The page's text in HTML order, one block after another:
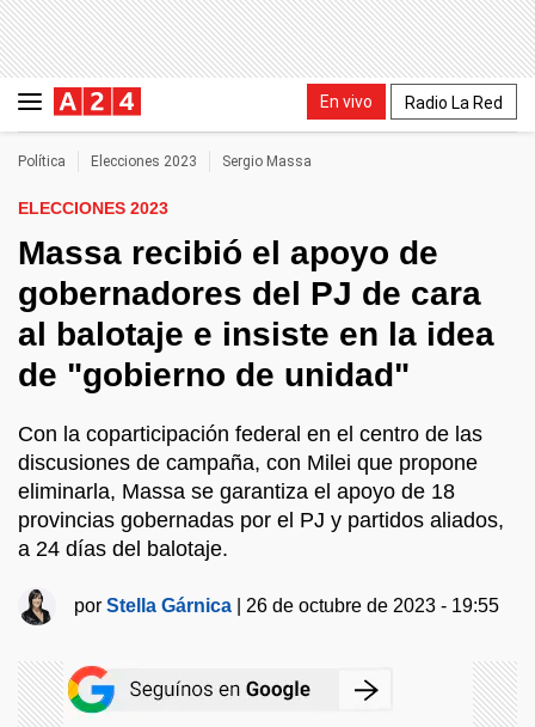
En vivo Radio La Red
Política Elecciones 2023 Sergio Massa
ELECCIONES 2023
Massa recibió el apoyo de
gobernadores del PJ de cara
al balotaje e insiste en la idea
de "gobierno de unidad"
Con la coparticipación federal en el centro de las
discusiones de campaña, con Milei que propone
eliminarla, Massa se garantiza el apoyo de 18
provincias gobernadas por el PJ y partidos aliados,
a 24 días del balotaje.
porStella Gárnica 26 de octubre de 2023 - 19:55